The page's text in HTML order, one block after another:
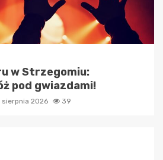
w Strzegomiu:
pod gwiazdami!
sierpnia 2026 39